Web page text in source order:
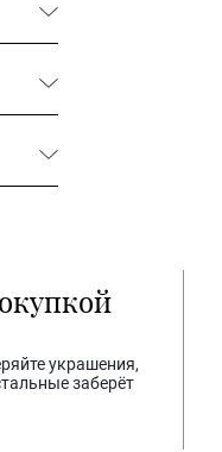
украшения,
заберёт